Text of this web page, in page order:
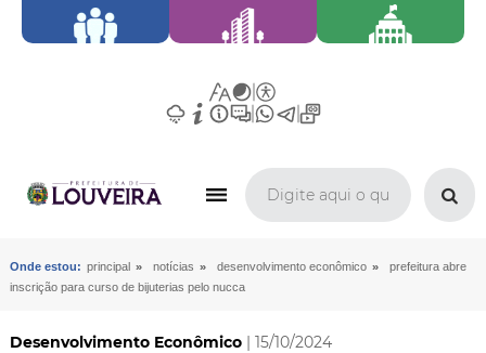
Onde estou: principal » notícias » desenvolvimento econômico »
prefeitura abre
inscrição para curso de bijuterias pelo nucca
Desenvolvimento Econômico| 15/10/2024